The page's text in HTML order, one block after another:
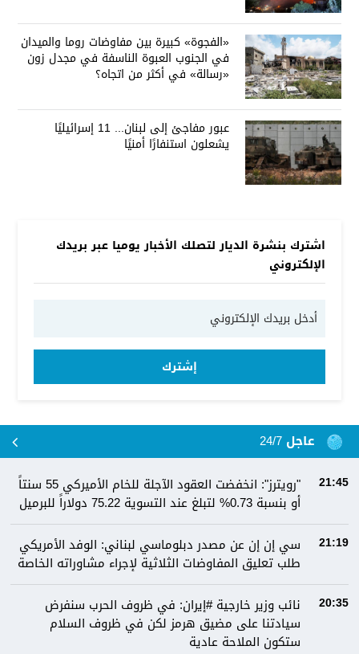
«الفجوة» كبيرة بين مفاوضات روما والميدان
في الجنوب العبوة الناسفة في مجدل زون
«رسالة» في أكثر من اتجاه؟
عبور مفاجئ إلى لبنان... 11 إسرائيليًا
يشعلون استنفارًا أمنيًا
اشترك بنشرة الديار لتصلك الأخبار يوميا عبر بريدك
الإلكتروني
إشترك
عاجل 24/7
21:45
"رويترز": انخفضت العقود الآجلة للخام الأميركي 55 سنتاً
أو بنسبة 0.73% لتبلغ عند التسوية 75.22 دولاراً للبرميل
21:19
سي إن إن عن مصدر دبلوماسي لبناني: الوفد الأمريكي
طلب تعليق المفاوضات الثلاثية لإجراء مشاوراته الخاصة
20:35
نائب وزير خارجية #إيران: في ظروف الحرب سنفرض
سيادتنا على مضيق هرمز لكن في ظروف السلام
ستكون الملاحة عادية